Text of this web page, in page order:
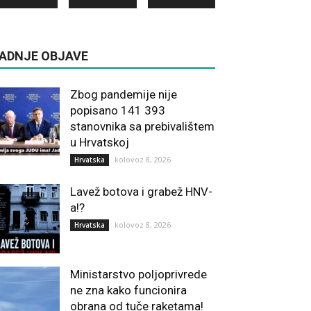
OBJAVE
Zbog pandemije nije
popisano 141 393
stanovnika sa prebivalištem
u Hrvatskoj
Hrvatska kolovoz 8, 2026
Lavež botova i grabež HNV-
a!?
Hrvatska kolovoz 8, 2026
Ministarstvo poljoprivrede
ne zna kako funcionira
obrana od tuče raketama!